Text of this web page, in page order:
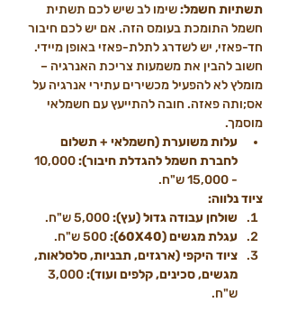
תשתיות חשמל: שימו לב שיש לכם תשתית
חשמל התומכת בעומס הזה. אם יש לכם חיבור
חד-פאזי, יש לשדרג לתלת-פאזי באופן מיידי.
חשוב להבין את משמעות צריכת האנרגיה –
מומלץ לא להפעיל מכשירים עתירי אנרגיה על
אס;ותה פאזה. חובה להתייעץ עם חשמלאי
מוסמך.
עלות משוערת (חשמלאי + תשלום
לחברת חשמל להגדלת חיבור):
- 15,000 ש"ח.
ציוד נלווה:
שולחן עבודה גדול (עץ):
עגלת מגשים (60X40):
ציוד היקפי (ארגזים, תבניות, סלסלאות,
מגשים, סכינים, קלפים ועוד):
ש"ח.